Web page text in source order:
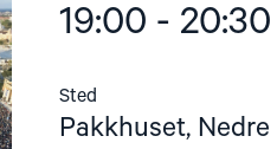
19:00 - 20:30
Sted
Pakkhuset, Nedre